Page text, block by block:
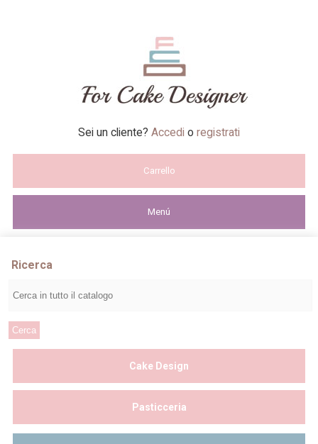
Sei un cliente? Accedi o registrati
Carrello
Menú
Ricerca
Cake Design
Pasticceria